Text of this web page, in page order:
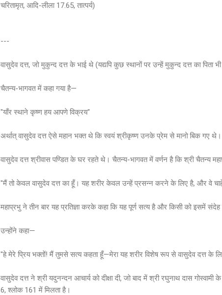
चरितामृत, आदि-लीला 17.65, तात्पर्य)
---
वासुदेव दत्त, जो मुकुन्द दत्त के भाई थे (यद्यपि कुछ स्थानों पर उन्हें मुकुन्द दत्त का पिता
चैतन्य-भागवत में कहा गया है—
"याँर स्थाने कृष्ण हय आपणे विक्रय"
अर्थात् वासुदेव दत्त ऐसे महान भक्त थे कि स्वयं श्रीकृष्ण उनके प्रेम से मानो बिक गए थे।
वासुदेव दत्त श्रीवास पण्डित के घर रहते थे। चैतन्य-भागवत में वर्णन है कि श्री
"मैं तो केवल वासुदेव दत्त का हूँ। यह शरीर केवल उन्हें प्रसन्न करने के लिए है, और वे
महाप्रभु ने तीन बार यह प्रतिज्ञा करके कहा कि यह पूर्ण सत्य है और किसी को इसमें संदेह
उन्होंने कहा—
"हे मेरे प्रिय भक्तों! मैं तुमसे सत्य कहता हूँ—मेरा यह शरीर विशेष रूप से वासुदेव दत्त के
वासुदेव दत्त ने श्री यदुनन्दन आचार्य को दीक्षा दी, जो बाद में श्री रघुनाथ दास
6, श्लोक 161 में मिलता है।